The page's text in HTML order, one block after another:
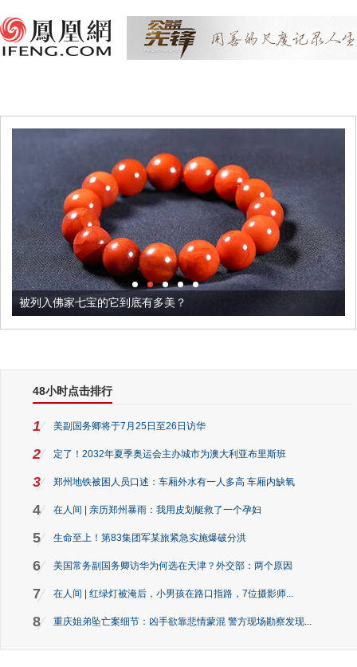
被列入佛家七宝的它到底有多美？
48小时点击排行
1 美副国务卿将于7月25日至26日访华
2 定了！2032年夏季奥运会主办城市为澳大利亚布里斯班
3 郑州地铁被困人员口述：车厢外水有一人多高 车厢内缺氧
4 在人间 | 亲历郑州暴雨：我用皮划艇救了一个孕妇
5 生命至上！第83集团军某旅紧急实施爆破分洪
6 美国常务副国务卿访华为何选在天津？外交部：两个原因
7 在人间 | 红绿灯被淹后，小男孩在路口指路，7位摄影师...
8 重庆姐弟坠亡案细节：凶手欲靠悲情蒙混 警方现场勘察发现...